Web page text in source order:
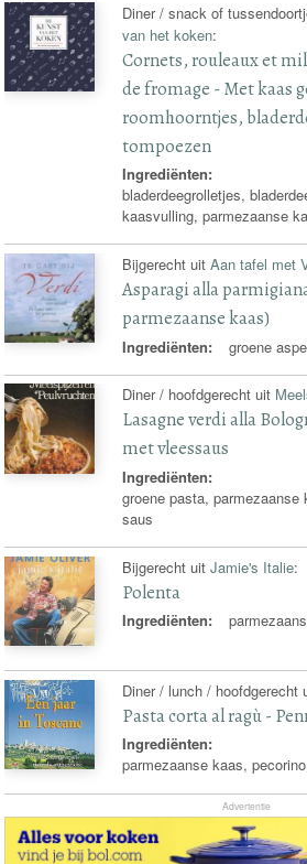
Diner / snack of
van het koken:
Cornets, rouleaux et
de fromage - Met kaas
roomhoorntjes,
tompoezen
Ingrediënten:
bladerdeegrolletjes,
kaasvulling, parmezaanse
Bijgerecht uitAan tafel met
Asparagi alla
parmezaanse kaas)
Ingrediënten: groene
Diner / hoofdgerecht uit
Lasagne verdi alla
met vleessaus
Ingrediënten:
groene pasta,
saus
Bijgerecht uitJamie's Italie:
Polenta
Ingrediënten:
Diner / lunch / hoofdgerecht
Pasta corta al ragù -
Ingrediënten:
parmezaanse kaas,
Advertentie